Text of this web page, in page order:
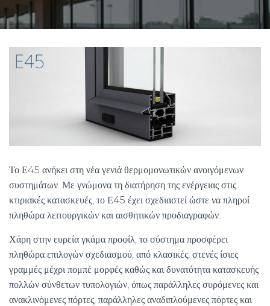
Το Ε45 ανήκει στη νέα γενιά θερμομονωτικών ανοιγόμενων
συστημάτων. Με γνώμονα τη διατήρηση της ενέργειας στις
κτιριακές κατασκευές, το Ε45 έχει σχεδιαστεί ώστε να πληροί
πληθώρα λειτουργικών και αισθητικών προδιαγραφών.
Χάρη στην ευρεία γκάμα προφίλ, το σύστημα προσφέρει
πληθώρα επιλογών σχεδιασμού, από κλασικές, στενές ίσιες
γραμμές μέχρι πομπέ μορφές καθώς και δυνατότητα κατασκευής
πολλών σύνθετων τυπολογιών, όπως παράλληλες συρόμενες και
ανακλινόμενες πόρτες, παράλληλες αναδιπλούμενες πόρτες και